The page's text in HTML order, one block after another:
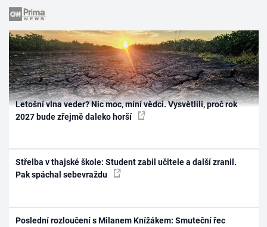
Letošní vlna veder? Nic moc, míní vědci. Vysvětlili, proč rok
2027 bude zřejmě daleko horší
Střelba v thajské škole: Student zabil učitele a další zranil.
Pak spáchal sebevraždu
Poslední rozloučení s Milanem Knížákem: Smuteční řec